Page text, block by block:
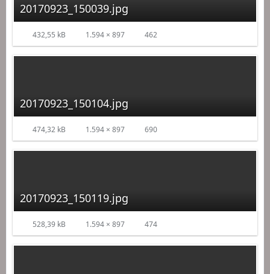
20170923_150039.jpg
432,55 kB 1.594 × 897 462
20170923_150104.jpg
474,32 kB 1.594 × 897 690
20170923_150119.jpg
528,39 kB 1.594 × 897 474